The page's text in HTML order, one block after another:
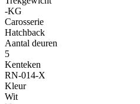
-KG
Carosserie
Hatchback
Aantal deuren
5
Kenteken
RN-014-X
Kleur
Wit